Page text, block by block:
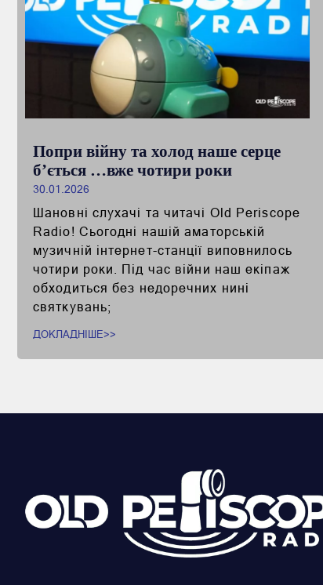
Попри війну та холод наше серце
б’ється …вже чотири роки
30.01.2026
Шановні слухачі та читачі Old Periscope
Radio! Сьогодні нашій аматорській
музичній інтернет-станції виповнилось
чотири роки. Під час війни наш екіпаж
обходиться без недоречних нині
святкувань;
ДОКЛАДНІШЕ>>